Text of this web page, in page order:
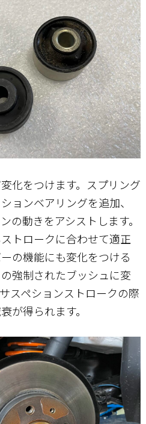
化をつけます。スプリング
ョンベアリングを追加、
の動きをアシストします。
トロークに合わせて適正
の機能にも変化をつける
強制されたブッシュに変
スペションストロークの際
が得られます。